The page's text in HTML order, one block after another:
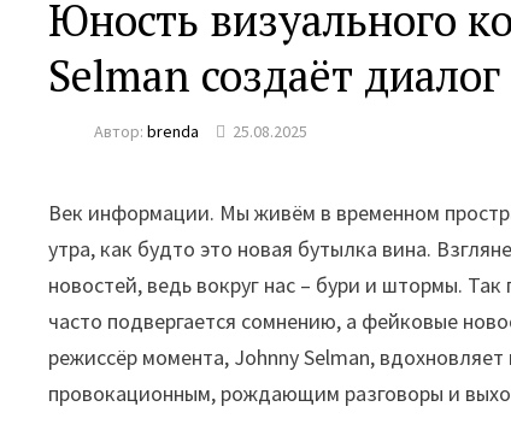
Юность визуального
Selman создаёт
Автор:brenda 25.08.2025
Век информации. Мы живём в временном
утра, как будто это новая бутылка вина.
новостей, ведь вокруг нас – бури и штормы.
часто подвергается сомнению, а фейковые
режиссёр момента, Johnny Selman,
провокационным, рождающим разговоры и